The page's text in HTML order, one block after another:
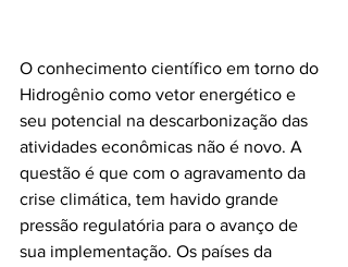
O conhecimento científico em torno do
Hidrogênio como vetor energético e
seu potencial na descarbonização das
atividades econômicas não é novo. A
questão é que com o agravamento da
crise climática, tem havido grande
pressão regulatória para o avanço de
sua implementação. Os países da